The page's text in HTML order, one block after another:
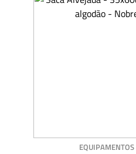
EQUIPAMENTOS